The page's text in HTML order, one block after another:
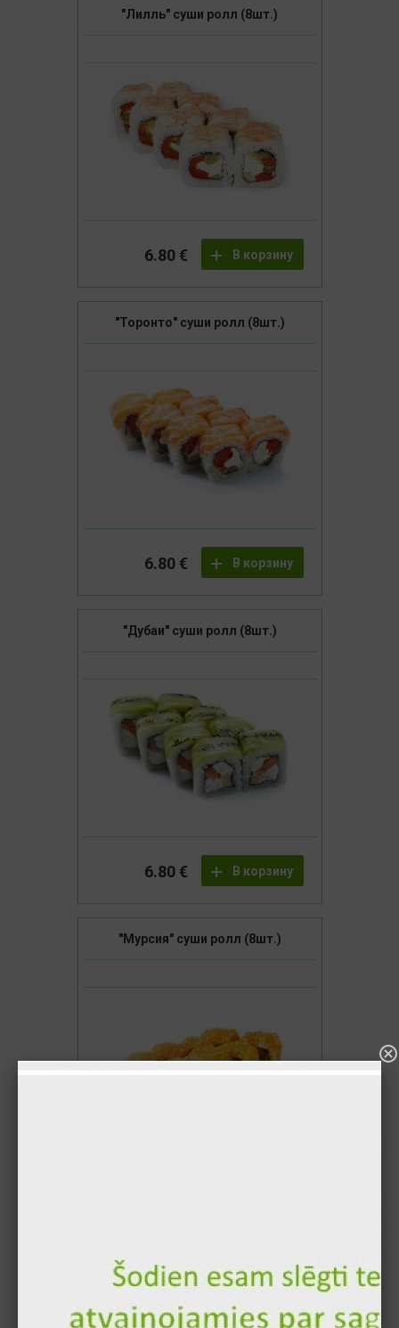
"Лилль" суши ролл (8шт.)
В корзину
6.80 €
"Торонто" суши ролл (8шт.)
В корзину
6.80 €
"Дубаи" суши ролл (8шт.)
В корзину
6.80 €
"Мурсия" суши ролл (8шт.)